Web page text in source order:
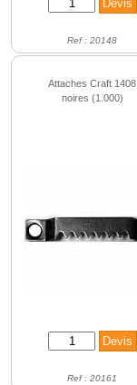
Ref : 20148
Attaches Craft 1408
noires (1.000)
Ref : 20161